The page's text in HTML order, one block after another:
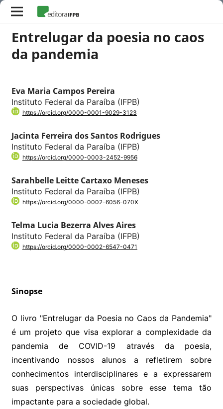
Entrelugar da poesia no caos
da pandemia
Eva Maria Campos Pereira
Instituto Federal da Paraíba (IFPB)
https://orcid.org/0000-0001-9029-3123
Jacinta Ferreira dos Santos Rodrigues
Instituto Federal da Paraíba (IFPB)
https://orcid.org/0000-0003-2452-9956
Sarahbelle Leitte Cartaxo Meneses
Instituto Federal da Paraíba (IFPB)
https://orcid.org/0000-0002-6056-070X
Telma Lucia Bezerra Alves Aires
Instituto Federal da Paraíba (IFPB)
https://orcid.org/0000-0002-6547-0471
Sinopse
O livro "Entrelugar da Poesia no Caos da Pandemia"
é um projeto que visa explorar a complexidade da
pandemia de COVID-19 através da poesia,
incentivando nossos alunos a refletirem sobre
conhecimentos interdisciplinares e a expressarem
suas perspectivas únicas sobre esse tema tão
impactante para a sociedade global.